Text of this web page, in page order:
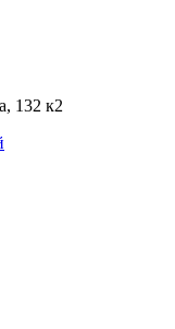
132 к2